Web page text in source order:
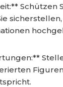
Schützen